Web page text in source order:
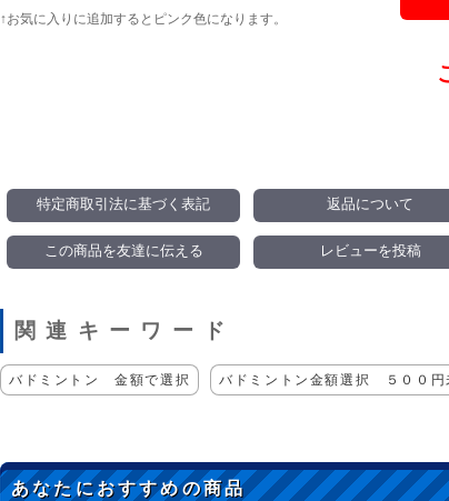
↑お気に入りに追加するとピンク色になります。
特定商取引法に基づく表記 返品について
この商品を友達に伝える レビューを投稿
関連キーワード
バドミントン 金額で選択 バドミントン金額選択 ５００円
あなたにおすすめの商品